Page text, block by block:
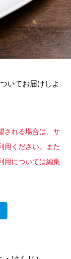
いてお届けしよ
される場合は、サ
用ください。また
用については編集